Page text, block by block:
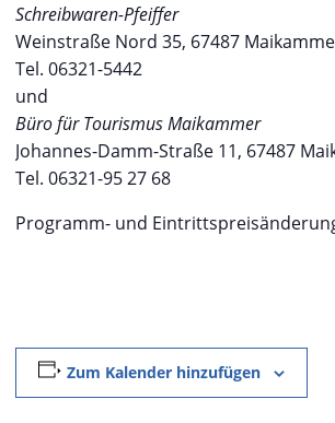
Schreibwaren-Pfeiffer
Weinstraße Nord 35, 67487
Tel. 06321-5442
und
Büro für Tourismus Maikammer
Johannes-Damm-Straße 11, 67487
Tel. 06321-95 27 68
Programm- und
Zum Kalender hinzufügen